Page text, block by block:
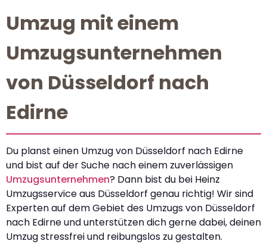
Umzug mit einem
Umzugsunternehmen
von Düsseldorf nach
Edirne
Du planst einen Umzug von Düsseldorf nach Edirne
und bist auf der Suche nach einem zuverlässigen
Umzugsunternehmen? Dann bist du bei Heinz
Umzugsservice aus Düsseldorf genau richtig! Wir sind
Experten auf dem Gebiet des Umzugs von Düsseldorf
nach Edirne und unterstützen dich gerne dabei, deinen
Umzug stressfrei und reibungslos zu gestalten.